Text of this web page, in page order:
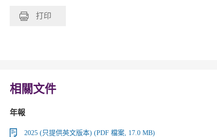
打印
相關文件
年報
2025 (只提供英文版本) (PDF 檔案, 17.0 MB)